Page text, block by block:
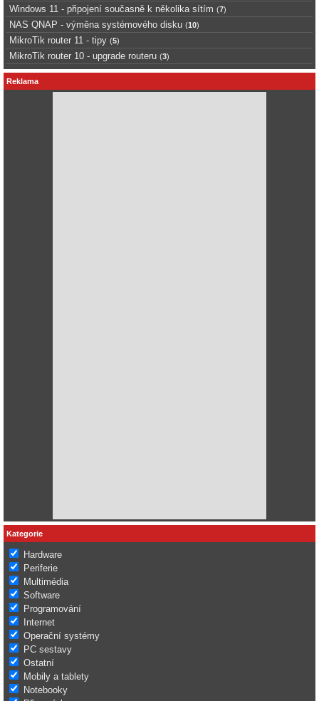
Windows 11 - připojení současně k několika sítím (7)
NAS QNAP - výměna systémového disku (10)
MikroTik router 11 - tipy (5)
MikroTik router 10 - upgrade routeru (3)
Reklama
Kategorie
Hardware
Periferie
Multimédia
Software
Programování
Internet
Operační systémy
PC sestavy
Ostatní
Mobily a tablety
Notebooky